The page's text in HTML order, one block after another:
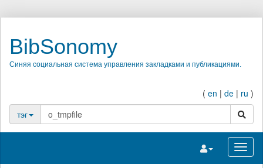
BibSonomy
Синяя социальная система управления закладками и публикациями.
( en | de | ru )
тэг
поиск
Переключить